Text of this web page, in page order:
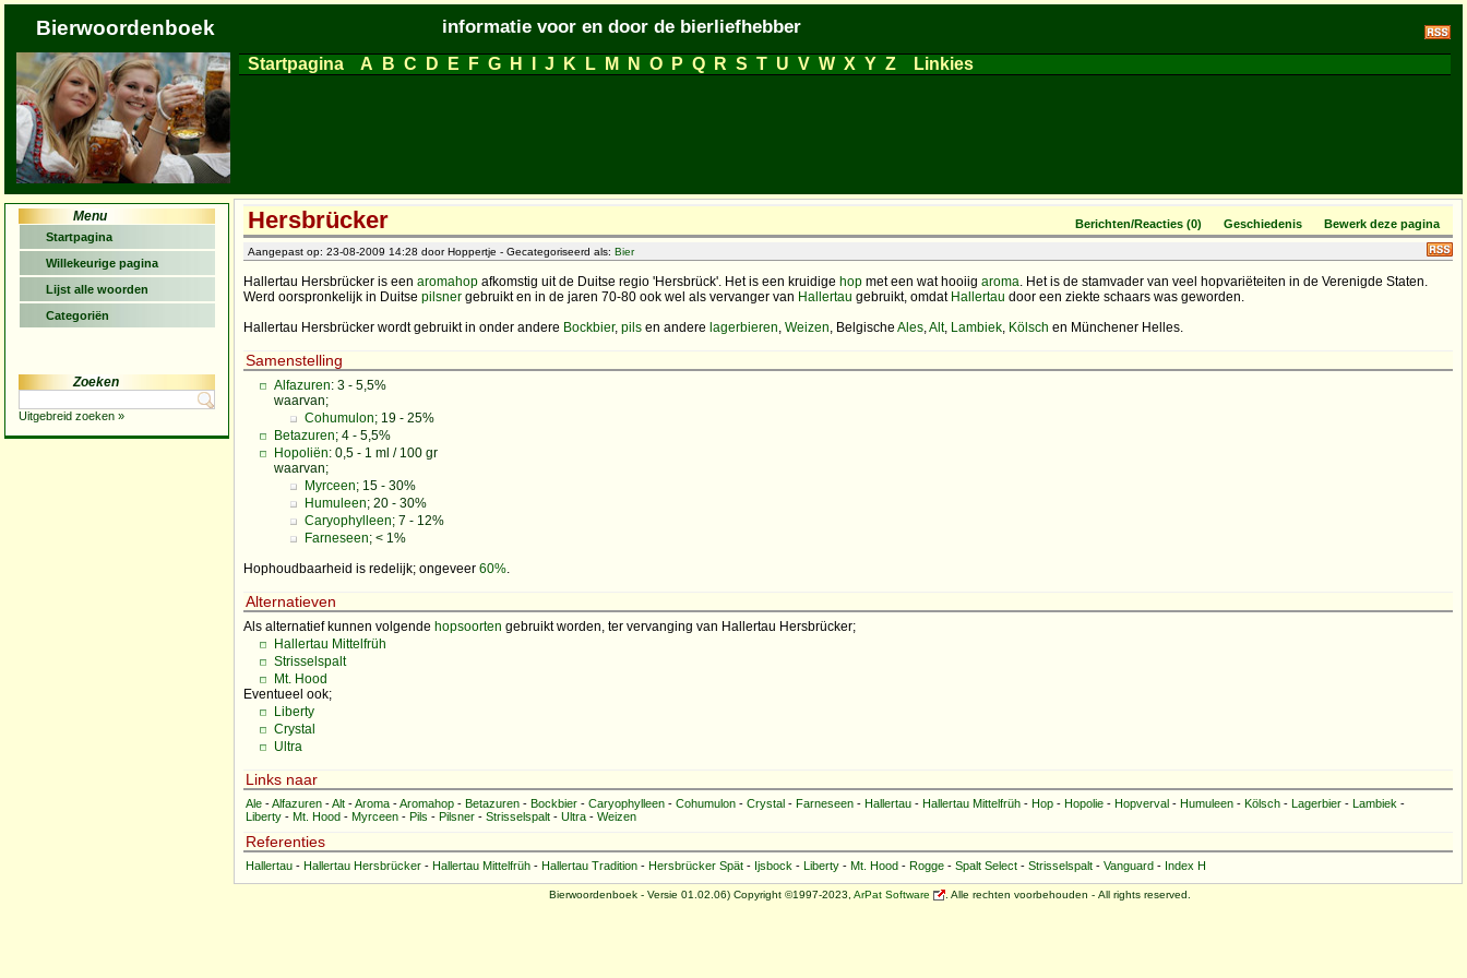
Bierwoordenboek informatie voor en door de bierliefhebber
Startpagina A B C D E F G H J K L M N O P Q R S T U V W X Y Z Linkies
Menu
Startpagina
Willekeurige pagina
Lijst alle woorden
Categoriën
Zoeken
Uitgebreid zoeken »
Berichten/Reacties (0) Geschiedenis Bewerk deze pagina
Hersbrücker
Aangepast op: 23-08-2009 14:28 door Hoppertje - Gecategoriseerd als: Bier
Hallertau Hersbrücker is een aromahop afkomstig uit de Duitse regio 'Hersbrück'. Het is een kruidige hop met een wat hooiig aroma. Het is de stamvader van veel hopvariëteiten in de Verenigde Staten.
Werd oorspronkelijk in Duitse pilsner gebruikt en in de jaren 70-80 ook wel als vervanger van Hallertau gebruikt, omdat Hallertau door een ziekte schaars was geworden.
Hallertau Hersbrücker wordt gebruikt in onder andere Bockbier, pils en andere lagerbieren, Weizen, Belgische Ales,Alt, Lambiek, Kölsch en Münchener Helles.
Samenstelling
Alfazuren: 3 - 5,5%
waarvan;
Cohumulon; 19 - 25%
Betazuren; 4 - 5,5%
Hopoliën: 0,5 - 1 ml / 100 gr
waarvan;
Myrceen; 15 - 30%
Humuleen; 20 - 30%
Caryophylleen; 7 - 12%
Farneseen; < 1%
Hophoudbaarheid is redelijk; ongeveer 60%.
Alternatieven
Als alternatief kunnen volgende hopsoorten gebruikt worden, ter vervanging van Hallertau Hersbrücker;
Hallertau Mittelfrüh
Strisselspalt
Mt. Hood
Eventueel ook;
Liberty
Crystal
Ultra
Links naar
Ale -Alfazuren -Alt -Aroma -Aromahop - Betazuren - Bockbier - Caryophylleen - Cohumulon - Crystal - Farneseen - Hallertau - Hallertau Mittelfrüh - Hop - Hopolie - Hopverval - Humuleen - Kölsch - Lagerbier - Lambiek -
Liberty - Mt. Hood - Myrceen - Pils - Pilsner - Strisselspalt - Ultra - Weizen
Referenties
Hallertau - Hallertau Hersbrücker - Hallertau Mittelfrüh - Hallertau Tradition - Hersbrücker Spät - Ijsbock - Liberty - Mt. Hood - Rogge - Spalt Select - Strisselspalt - Vanguard - Index H
Bierwoordenboek - Versie 01.02.06) Copyright ©1997-2023, ArPat Software . Alle rechten voorbehouden - All rights reserved.